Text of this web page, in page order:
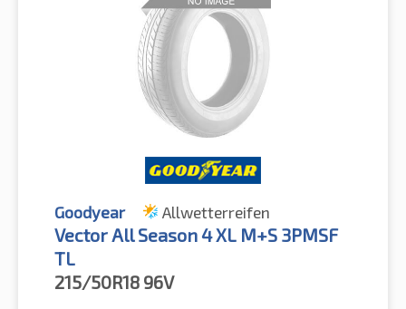
Goodyear Allwetterreifen
Vector All Season 4 XL M+S 3PMSF
TL
215/50R18 96V